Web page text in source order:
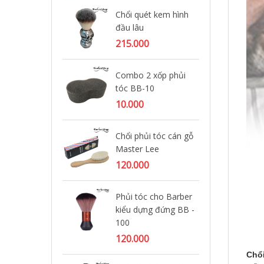
Chổi quét kem hình
đầu lâu
215.000
Combo 2 xốp phủi
tóc BB-10
10.000
Chổi phủi tóc cán gỗ
Master Lee
120.000
Phủi tóc cho Barber
kiểu dựng đứng BB -
100
120.000